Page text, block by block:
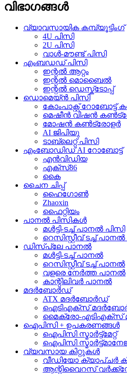
വിഭാഗങ്ങൾ
വ്യാവസായിക കമ്പ്യൂട്ടിംഗ്
4U പിസി
2U പിസി
വാൾ-മൗണ്ട് പിസി
എംബഡഡ് പിസി
ഇന്റൽ ആറ്റം
ഇന്റൽ മൊബൈൽ
ഇന്റൽ ഡെസ്ക്ടോപ്പ്
ഡൊമെയ്ൻ പിസി
കോം‌പാക്റ്റ് റോബോട്ട്
മെഷീൻ വിഷൻ
മോഷൻ കൺട്രോളർ
AI ജിപിയു
ടാബ്‌ലെറ്റ് പിസി
എംബോഡിഡ് AI റോബോട്ട്
എൻവിഡിയ
എക്സ്86
കൈ
ചൈന ചിപ്പ്
ഹൈഗോൺ
Zhaoxin
ഫൈറ്റിയം
പാനൽ പിസികൾ
മൾട്ടി-ടച്ച് പാനൽ പിസി
റെസിസ്റ്റീവ് ടച്ച് പാനൽ
ഡിസ്പ്ലേ പാനൽ
മൾട്ടി-ടച്ച് പാനൽ
റെസിസ്റ്റീവ് ടച്ച് പാനൽ
വളരെ നേർത്ത പാനൽ
കാന്റിലിവർ പാനൽ
മദർബോർഡ്
ATX മദർബോർഡ്
ഐടിഎക്സ്
മൈക്രോ-എടിഎക്സ്
ഐപിസി + ഉപകരണങ്ങൾ
ഐപിസി സ്മാർട്ട്മേറ്റ്
ഐപിസി
വ്യവസായ കിറ്റുകൾ
വീഡിയോ ക്യാപ്ചർ
ആന്റിവൈറസ്